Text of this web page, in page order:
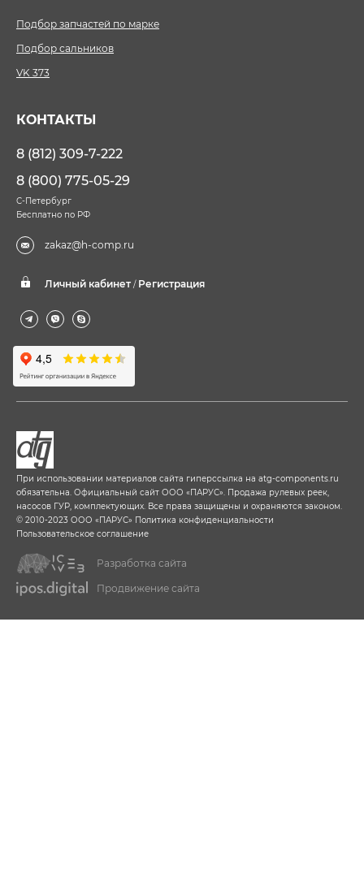
Подбор запчастей по марке
Подбор сальников
VK 373
КОНТАКТЫ
8 (812) 309-7-222
8 (800) 775-05-29
С-Петербург
Бесплатно по РФ
zakaz@h-comp.ru
Личный кабинет / Регистрация
При использовании материалов сайта гиперссылка на atg-components.ru
обязательна. Официальный сайт ООО «ПАРУС». Продажа рулевых реек,
насосов ГУР, комплектующих. Все права защищены и охраняются законом.
© 2010-2023 ООО «ПАРУС» Политика конфиденциальности
Пользовательское соглашение
Разработка сайта
Продвижение сайта